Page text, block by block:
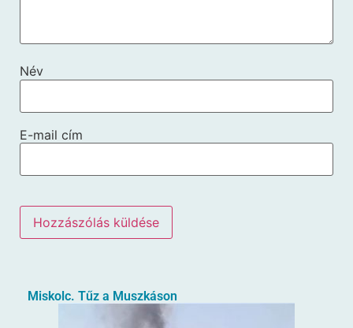
Név
E-mail cím
Miskolc. Tűz a Muszkáson